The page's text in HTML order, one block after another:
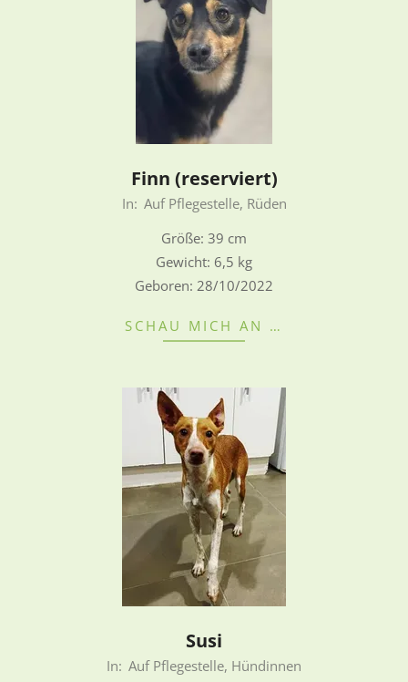
Finn (reserviert)
In: Auf Pflegestelle, Rüden
Größe: 39 cm
Gewicht: 6,5 kg
Geboren: 28/10/2022
SCHAU MICH AN …
Susi
In: Auf Pflegestelle, Hündinnen